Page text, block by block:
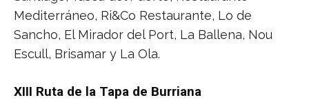
Mediterráneo, Ri&Co Restaurante, Lo de
Sancho, El Mirador del Port, La Ballena, Nou
Escull, Brisamar y La Ola.
XIII Ruta de la Tapa de Burriana